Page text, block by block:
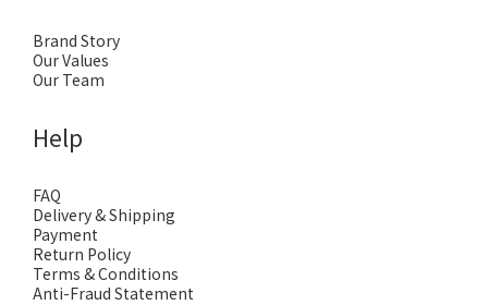
Brand Story
Our Values
Our Team
Help
FAQ
Delivery & Shipping
Payment
Return Policy
Terms & Conditions
Anti-Fraud Statement